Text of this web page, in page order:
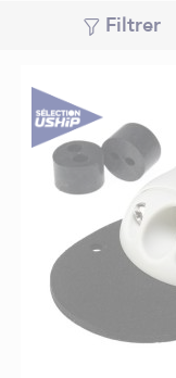
Filtrer